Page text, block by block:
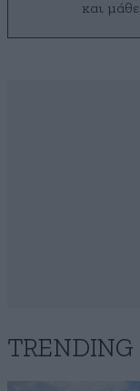
και
TRENDING